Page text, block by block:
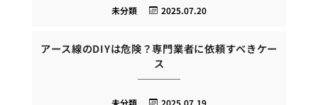
2025.07.20
未分類
アース線のDIYは危険？専門業者に依頼すべきケー
ス
2025.07.19
未分類